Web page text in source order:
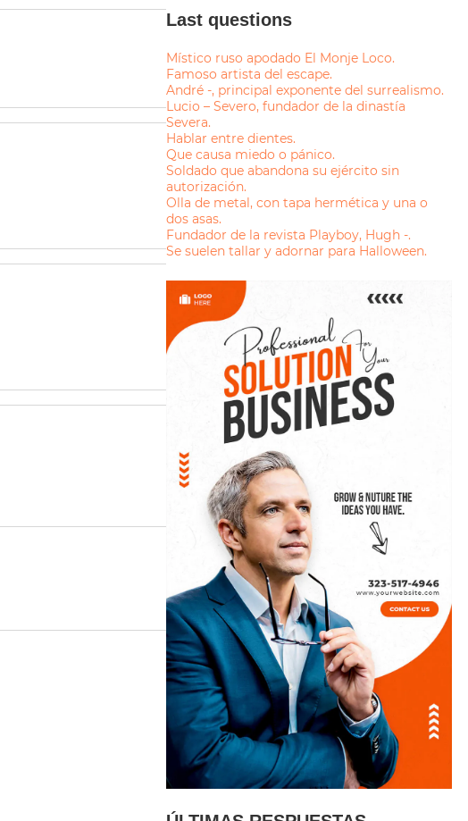
Last questions
Místico ruso apodado El Monje Loco.
Famoso artista del escape.
André -, principal exponente del surrealismo.
Lucio – Severo, fundador de la dinastía
Severa.
Hablar entre dientes.
Que causa miedo o pánico.
Soldado que abandona su ejército sin
autorización.
Olla de metal, con tapa hermética y una o
dos asas.
Fundador de la revista Playboy, Hugh -.
Se suelen tallar y adornar para Halloween.